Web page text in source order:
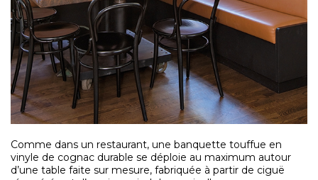
Comme dans un restaurant, une banquette touffue en
vinyle de cognac durable se déploie au maximum autour
d’une table faite sur mesure, fabriquée à partir de ciguë